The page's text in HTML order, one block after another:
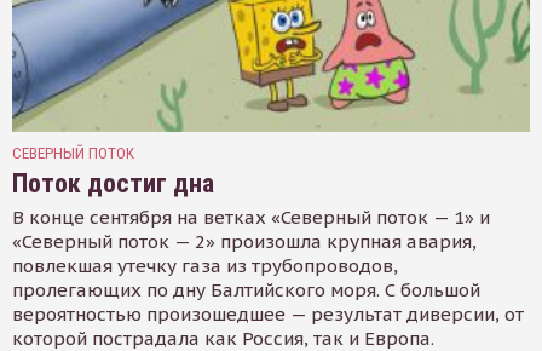
СЕВЕРНЫЙ ПОТОК
Поток достиг дна
В конце сентября на ветках «Северный поток — 1» и
«Северный поток — 2» произошла крупная авария,
повлекшая утечку газа из трубопроводов,
пролегающих по дну Балтийского моря. С большой
вероятностью произошедшее — результат диверсии, от
которой пострадала как Россия, так и Европа.